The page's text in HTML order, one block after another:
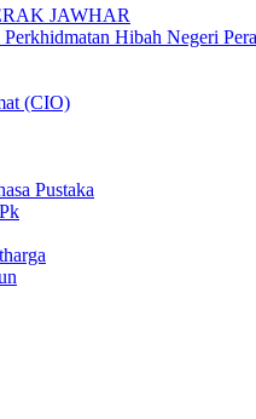
JAWHAR
Perkhidmatan Hibah Negeri
(CIO)
Pustaka